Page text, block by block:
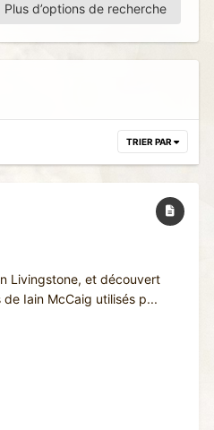
Plus d’options de recherche
TRIER PAR
Livingstone, et découvert
Iain McCaig utilisés p...